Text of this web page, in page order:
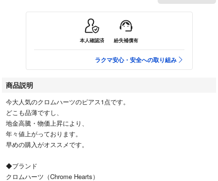
本人確認済 紛失補償有
ラクマ安心・安全への取り組み
商品説明
今大人気のクロムハーツのピアス1点です。
どこも品薄ですし、
地金高騰・物価上昇により、
年々値上がっております。
早めの購入がオススメです。
◆ブランド
クロムハーツ（Chrome Hearts）